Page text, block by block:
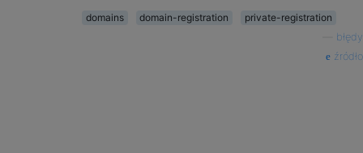
domains domain-registration
private-registration
błędy
źródło